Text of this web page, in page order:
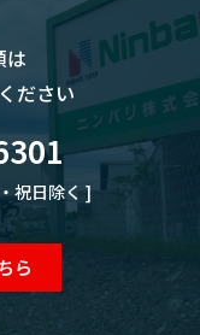
は
ださい
祝日除く ]
ら